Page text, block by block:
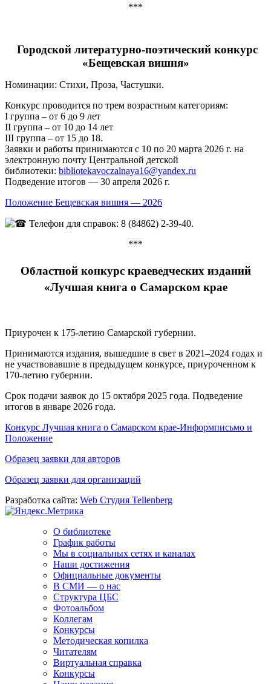
***
Городской литературно-поэтический конкурс
«Бещевская вишня»
Номинации: Стихи, Проза, Частушки.
Конкурс проводится по трем возрастным категориям:
I группа – от 6 до 9 лет
II группа – от 10 до 14 лет
III группа – от 15 до 18.
Заявки и работы принимаются с 10 по 20 марта 2026 г. на
электронную почту Центральной детской
библиотеки: bibliotekavoczalnaya16@yandex.ru
Подведение итогов — 30 апреля 2026 г.
Положение Бещевская вишня — 2026
Телефон для справок: 8 (84862) 2-39-40.
***
Областной конкурс краеведческих изданий
«Лучшая книга о Самарском крае
Приурочен к 175-летию Самарской губернии.
Принимаются издания, вышедшие в свет в 2021–2024 годах и
не участвовавшие в предыдущем конкурсе, приуроченном к
170-летию губернии.
Срок подачи заявок до 15 октября 2025 года. Подведение
итогов в январе 2026 года.
Конкурс Лучшая книга о Самарском крае-Информписьмо и
Положение
Образец заявки для авторов
Образец заявки для организаций
Разработка сайта: Web Студия Tellenberg
О библиотеке
График работы
Мы в социальных сетях и каналах
Наши достижения
Официальные документы
В СМИ — о нас
Структура ЦБС
Фотоальбом
Коллегам
Конкурсы
Методическая копилка
Читателям
Виртуальная справка
Конкурсы